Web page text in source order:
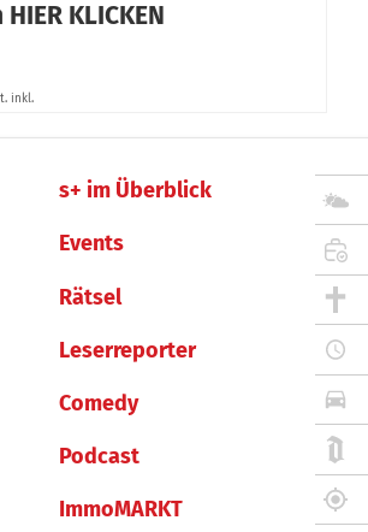
s+ im Überblick
Events
Rätsel
Leserreporter
Comedy
Podcast
ImmoMARKT